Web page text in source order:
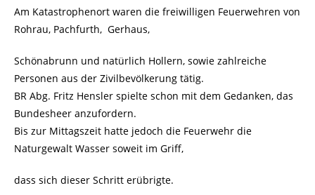
Am Katastrophenort waren die freiwilligen Feuerwehren von
Rohrau, Pachfurth, Gerhaus,
Schönabrunn und natürlich Hollern, sowie zahlreiche
Personen aus der Zivilbevölkerung tätig.
BR Abg. Fritz Hensler spielte schon mit dem Gedanken, das
Bundesheer anzufordern.
Bis zur Mittagszeit hatte jedoch die Feuerwehr die
Naturgewalt Wasser soweit im Griff,
dass sich dieser Schritt erübrigte.